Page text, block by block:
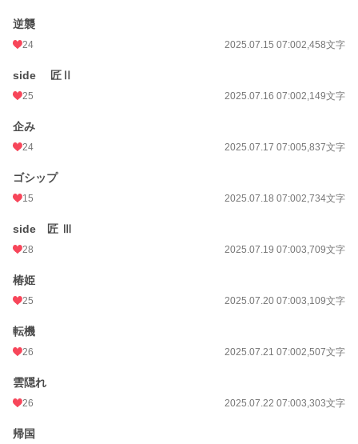
逆襲
24 2025.07.15 07:002,458文字
side 匠Ⅱ
25 2025.07.16 07:002,149文字
企み
24 2025.07.17 07:005,837文字
ゴシップ
15 2025.07.18 07:002,734文字
side 匠 Ⅲ
28 2025.07.19 07:003,709文字
椿姫
25 2025.07.20 07:003,109文字
転機
26 2025.07.21 07:002,507文字
雲隠れ
26 2025.07.22 07:003,303文字
帰国